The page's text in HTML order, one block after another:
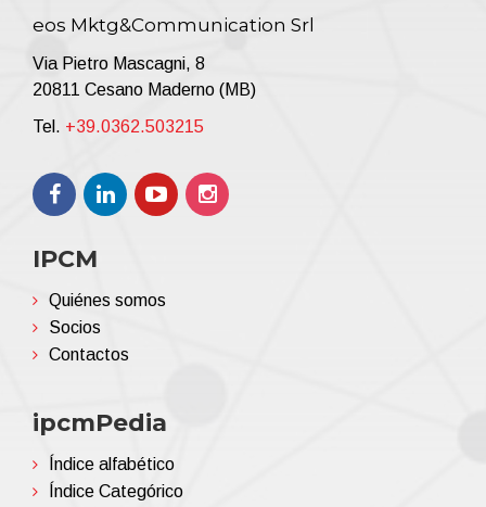
eos Mktg&Communication Srl
Via Pietro Mascagni, 8
20811 Cesano Maderno (MB)
Tel. +39.0362.503215
IPCM
Quiénes somos
Socios
Contactos
ipcmPedia
Índice alfabético
Índice Categórico